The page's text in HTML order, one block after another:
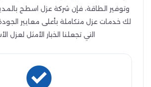
وتوفير الطاقة، فإن شركة عزل اسطح
لك خدمات عزل متكاملة بأعلى معايير الجودة.
التي تجعلنا الخيار الأمثل لعزل